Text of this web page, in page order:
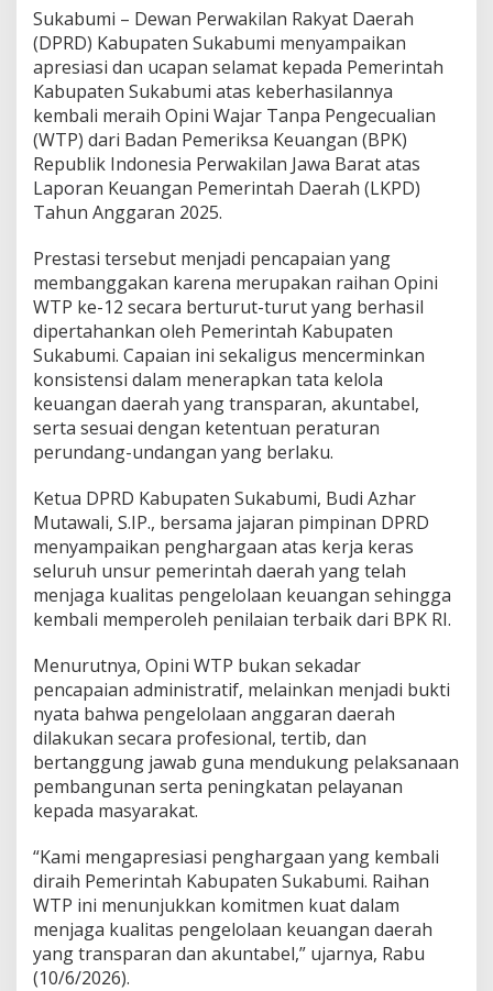
T
k
e
-
1
2
S
e
c
a
a
B
e
r
t
u
u
t
-
t
u
t
Sukabumi – Dewan Perwakilan Rakyat Daerah
(DPRD) Kabupaten Sukabumi menyampaikan
apresiasi dan ucapan selamat kepada Pemerintah
Kabupaten Sukabumi atas keberhasilannya
kembali meraih Opini Wajar Tanpa Pengecualian
(WTP) dari Badan Pemeriksa Keuangan (BPK)
Republik Indonesia Perwakilan Jawa Barat atas
Laporan Keuangan Pemerintah Daerah (LKPD)
Tahun Anggaran 2025.
Prestasi tersebut menjadi pencapaian yang
membanggakan karena merupakan raihan Opini
WTP ke-12 secara berturut-turut yang berhasil
dipertahankan oleh Pemerintah Kabupaten
Sukabumi. Capaian ini sekaligus mencerminkan
konsistensi dalam menerapkan tata kelola
keuangan daerah yang transparan, akuntabel,
serta sesuai dengan ketentuan peraturan
perundang-undangan yang berlaku.
Ketua DPRD Kabupaten Sukabumi, Budi Azhar
Mutawali, S.IP., bersama jajaran pimpinan DPRD
menyampaikan penghargaan atas kerja keras
seluruh unsur pemerintah daerah yang telah
menjaga kualitas pengelolaan keuangan sehingga
kembali memperoleh penilaian terbaik dari BPK RI.
Menurutnya, Opini WTP bukan sekadar
pencapaian administratif, melainkan menjadi bukti
nyata bahwa pengelolaan anggaran daerah
dilakukan secara profesional, tertib, dan
bertanggung jawab guna mendukung pelaksanaan
pembangunan serta peningkatan pelayanan
kepada masyarakat.
“Kami mengapresiasi penghargaan yang kembali
diraih Pemerintah Kabupaten Sukabumi. Raihan
WTP ini menunjukkan komitmen kuat dalam
menjaga kualitas pengelolaan keuangan daerah
yang transparan dan akuntabel,” ujarnya, Rabu
(10/6/2026).